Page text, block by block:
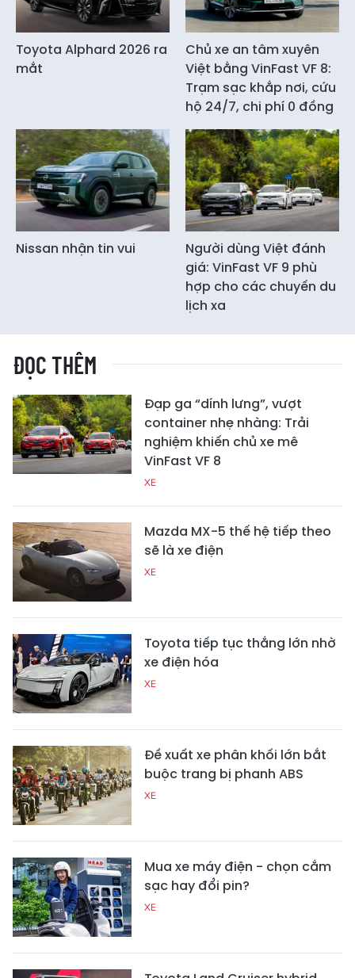
Toyota Alphard 2026 ra
mắt
Chủ xe an tâm xuyên
Việt bằng VinFast VF 8:
Trạm sạc khắp nơi, cứu
hộ 24/7, chi phí 0 đồng
Nissan nhận tin vui
Người dùng Việt đánh
giá: VinFast VF 9 phù
hợp cho các chuyến du
lịch xa
ĐỌC THÊM
Đạp ga “dính lưng”, vượt
container nhẹ nhàng: Trải
nghiệm khiến chủ xe mê
VinFast VF 8
XE
Mazda MX-5 thế hệ tiếp theo
sẽ là xe điện
XE
Toyota tiếp tục thắng lớn nhờ
xe điện hóa
XE
Đề xuất xe phân khối lớn bắt
buộc trang bị phanh ABS
XE
Mua xe máy điện - chọn cắm
sạc hay đổi pin?
XE